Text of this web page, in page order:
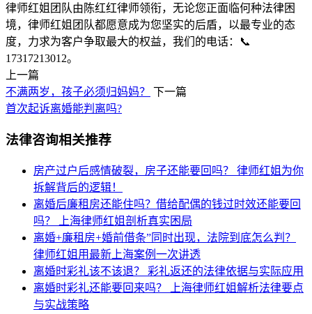
律师红姐团队由陈红红律师领衔，无论您正面临何种法律困
境，律师红姐团队都愿意成为您坚实的后盾，以最专业的态
度，力求为客户争取最大的权益，我们的电话：📞
17317213012。
上一篇
不满两岁，孩子必须归妈妈？
下一篇
首次起诉离婚能判离吗?
法律咨询相关推荐
房产过户后感情破裂，房子还能要回吗？ 律师红姐为你
拆解背后的逻辑！
离婚后廉租房还能住吗？借给配偶的钱过时效还能要回
吗？
上海律师红姐剖析真实困局​​
离婚+廉租房+婚前借条”同时出现，法院到底怎么判？
律师红姐用最新上海案例一次讲透
离婚时彩礼该不该退？ 彩礼返还的法律依据与实际应用
离婚时彩礼还能要回来吗？
上海律师红姐解析法律要点
与实战策略